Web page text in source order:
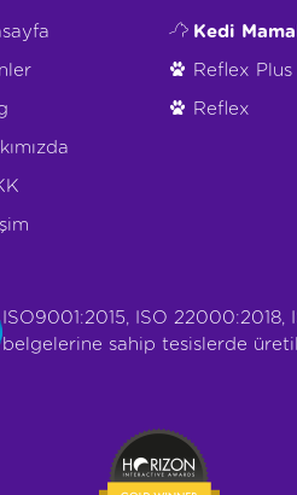
Kedi
Reflex Plus
Reflex
ISO9001:2015, ISO 22000:2018,
belgelerine sahip tesislerde